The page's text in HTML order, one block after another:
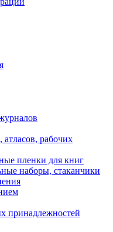
рабочих
пленки для книг
наборы, стаканчики
принадлежностей